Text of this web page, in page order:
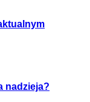
nadzieja?